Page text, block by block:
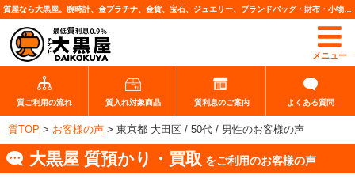
メニュー
質ご利用の流れ 質入れ対象商品 質利息のご案内 よくある質問
質TOP > お客様の声 > 東京都 大田区 / 50代 / 男性のお客様の声
大黒屋 質預かり・買取 をご利用のお客様の声